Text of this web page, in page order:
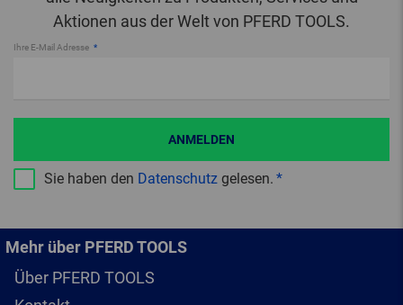
Aktionen aus der Welt von PFERD TOOLS.
Ihre E-Mail Adresse
Sie haben den Datenschutz gelesen.
ANMELDEN
Mehr über PFERD TOOLS
Über PFERD TOOLS